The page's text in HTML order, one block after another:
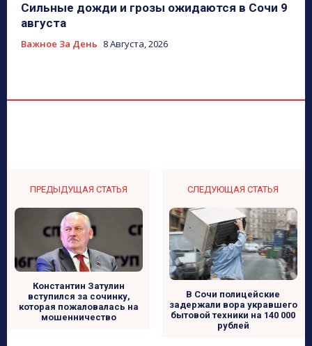
Сильные дожди и грозы ожидаются в Сочи 9
августа
Важное За День 8 Августа, 2026
ПРЕДЫДУЩАЯ СТАТЬЯ
Константин Затулин
вступился за сочинку,
которая пожаловалась на
мошенничество
СЛЕДУЮЩАЯ СТАТЬЯ
В Сочи полицейские
задержали вора укравшего
бытовой техники на 140 000
рублей